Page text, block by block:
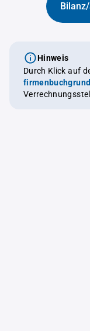
Hinweis
Durch Klick auf